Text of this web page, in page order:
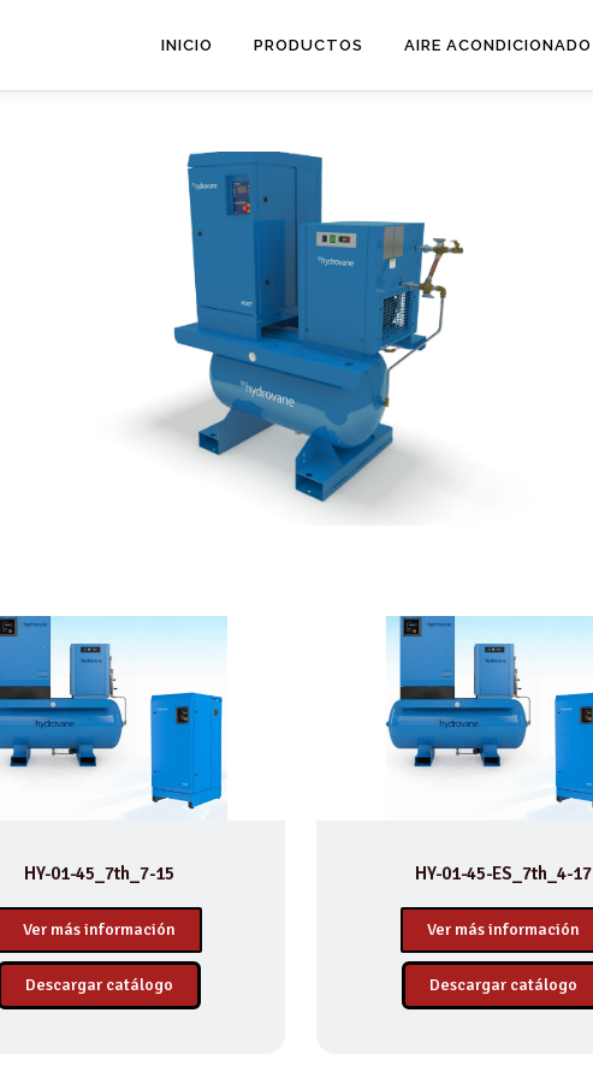
INICIO PRODUCTOS AIRE ACONDICIONADO
HY-01-45_7th_7-15
Ver más información
Descargar catálogo
HY-01-45-ES_7th_4-17
Ver más información
Descargar catálogo